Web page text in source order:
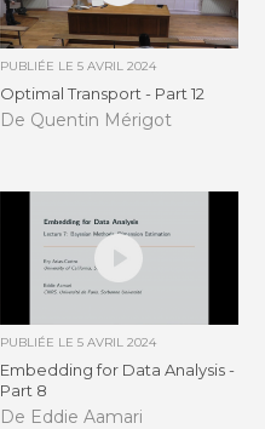
PUBLIÉE LE 5 AVRIL 2024
Optimal Transport - Part 12
De Quentin Mérigot
PUBLIÉE LE 5 AVRIL 2024
Embedding for Data Analysis -
Part 8
De Eddie Aamari